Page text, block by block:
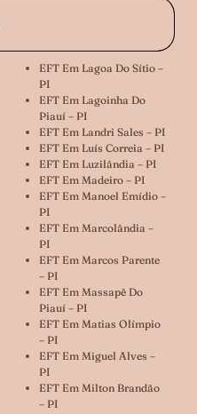
EFT Em Lagoa Do Sítio –
PI
EFT Em Lagoinha Do
Piauí – PI
EFT Em Landri Sales – PI
EFT Em Luís Correia – PI
EFT Em Luzilândia – PI
EFT Em Madeiro – PI
EFT Em Manoel Emídio –
PI
EFT Em Marcolândia –
PI
EFT Em Marcos Parente
– PI
EFT Em Massapê Do
Piauí – PI
EFT Em Matias Olímpio
– PI
EFT Em Miguel Alves –
PI
EFT Em Milton Brandão
– PI